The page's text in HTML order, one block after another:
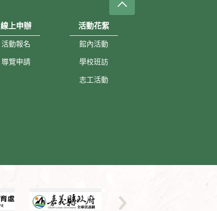
線上申辦
活動報名
導覽申請
活動花絮
館內活動
學校班訪
志工活動